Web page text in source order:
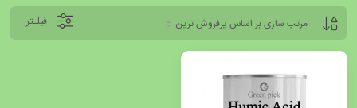
فیلـتر